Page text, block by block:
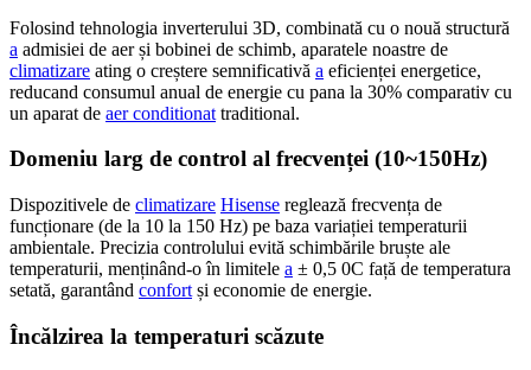
Folosind tehnologia inverterului 3D, combinată cu o nouă structură
a admisiei de aer și bobinei de schimb, aparatele noastre de
climatizare ating o creștere semnificativă a eficienței energetice,
reducand consumul anual de energie cu pana la 30% comparativ cu
un aparat de aer conditionat traditional.
Domeniu larg de control al frecvenței (10~150Hz)
Dispozitivele de climatizare Hisense reglează frecvența de
funcționare (de la 10 la 150 Hz) pe baza variației temperaturii
ambientale. Precizia controlului evită schimbările bruște ale
temperaturii, menținând-o în limitele a ± 0,5 0C față de temperatura
setată, garantând confort și economie de energie.
Încălzirea la temperaturi scăzute